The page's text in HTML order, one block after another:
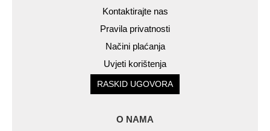
Kontaktirajte nas
Pravila privatnosti
Načini plaćanja
Uvjeti korištenja
RASKID UGOVORA
O NAMA